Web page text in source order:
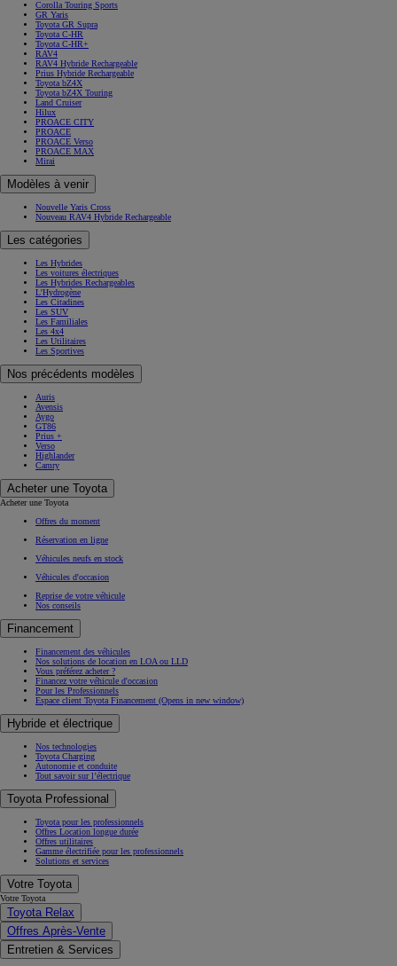
Corolla Touring Sports
GR Yaris
Toyota GR Supra
Toyota C-HR
Toyota C-HR+
RAV4
RAV4 Hybride Rechargeable
Prius Hybride Rechargeable
Toyota bZ4X
Toyota bZ4X Touring
Land Cruiser
Hilux
PROACE CITY
PROACE
PROACE Verso
PROACE MAX
Mirai
Modèles à venir
Nouvelle Yaris Cross
Nouveau RAV4 Hybride Rechargeable
Les catégories
Les Hybrides
Les voitures électriques
Les Hybrides Rechargeables
L'Hydrogène
Les Citadines
Les SUV
Les Familiales
Les 4x4
Les Utilitaires
Les Sportives
Nos précédents modèles
Auris
Avensis
Aygo
GT86
Prius +
Verso
Highlander
Camry
Acheter une Toyota
Acheter une Toyota
Offres du moment
Réservation en ligne
Véhicules neufs en stock
Véhicules d'occasion
Reprise de votre véhicule
Nos conseils
Financement
Financement des véhicules
Nos solutions de location en LOA ou LLD
Vous préférez acheter ?
Financez votre véhicule d'occasion
Pour les Professionnels
Espace client Toyota Financement (Opens in new window)
Hybride et électrique
Nos technologies
Toyota Charging
Autonomie et conduite
Tout savoir sur l’électrique
Toyota Professional
Toyota pour les professionnels
Offres Location longue durée
Offres utilitaires
Gamme électrifiée pour les professionnels
Solutions et services
Votre Toyota
Votre Toyota
Toyota Relax
Offres Après-Vente
Entretien & Services